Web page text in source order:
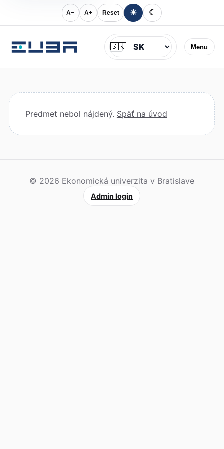
A− A+ Reset ☀ ☾
Menu
Jazyk
🇸🇰
Predmet nebol nájdený. Späť na úvod
© 2026 Ekonomická univerzita v Bratislave
Admin login